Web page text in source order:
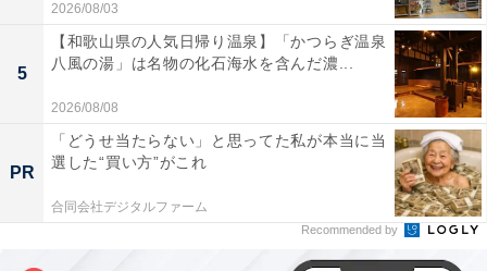
2026/08/03
5
【和歌山県の人気日帰り温泉】「かつらぎ温泉
八風の湯」は名物の化石海水を含んだ濃...
2026/08/08
PR
「どうせ当たらない」と思ってた私が本当に当
選した“買い方”がこれ
合同会社デジタルファーム
Recommended by